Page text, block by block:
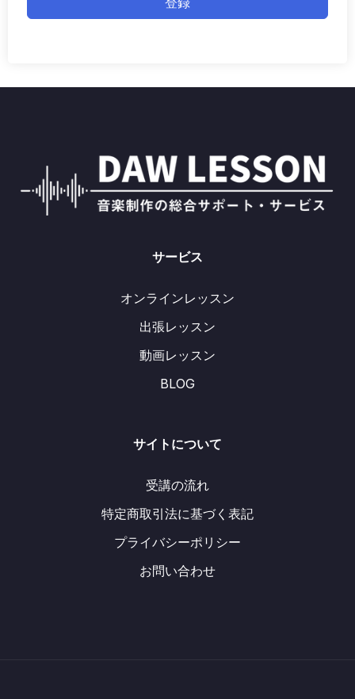
登録
サービス
オンラインレッスン
出張レッスン
動画レッスン
BLOG
サイトについて
受講の流れ
特定商取引法に基づく表記
プライバシーポリシー
お問い合わせ